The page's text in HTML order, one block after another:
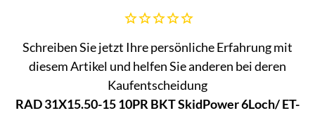
Noch keine Bewertungen abgegeben
Schreiben Sie jetzt Ihre persönliche Erfahrung mit
diesem Artikel und helfen Sie anderen bei deren
Kaufentscheidung
RAD 31X15.50-15 10PR BKT SkidPower 6Loch/ ET-